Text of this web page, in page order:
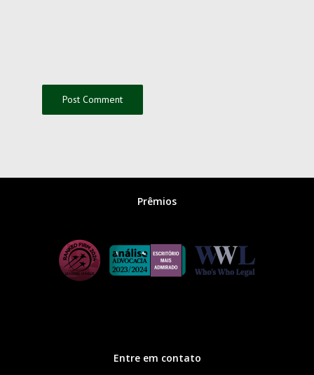
Prêmios
Entre em contato